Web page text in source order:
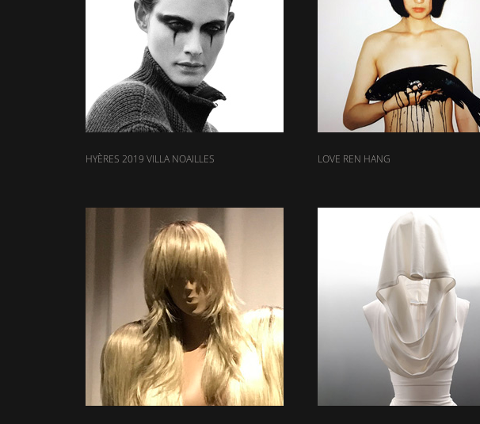
HYÈRES 2019 VILLA NOAILLES LOVE REN HANG